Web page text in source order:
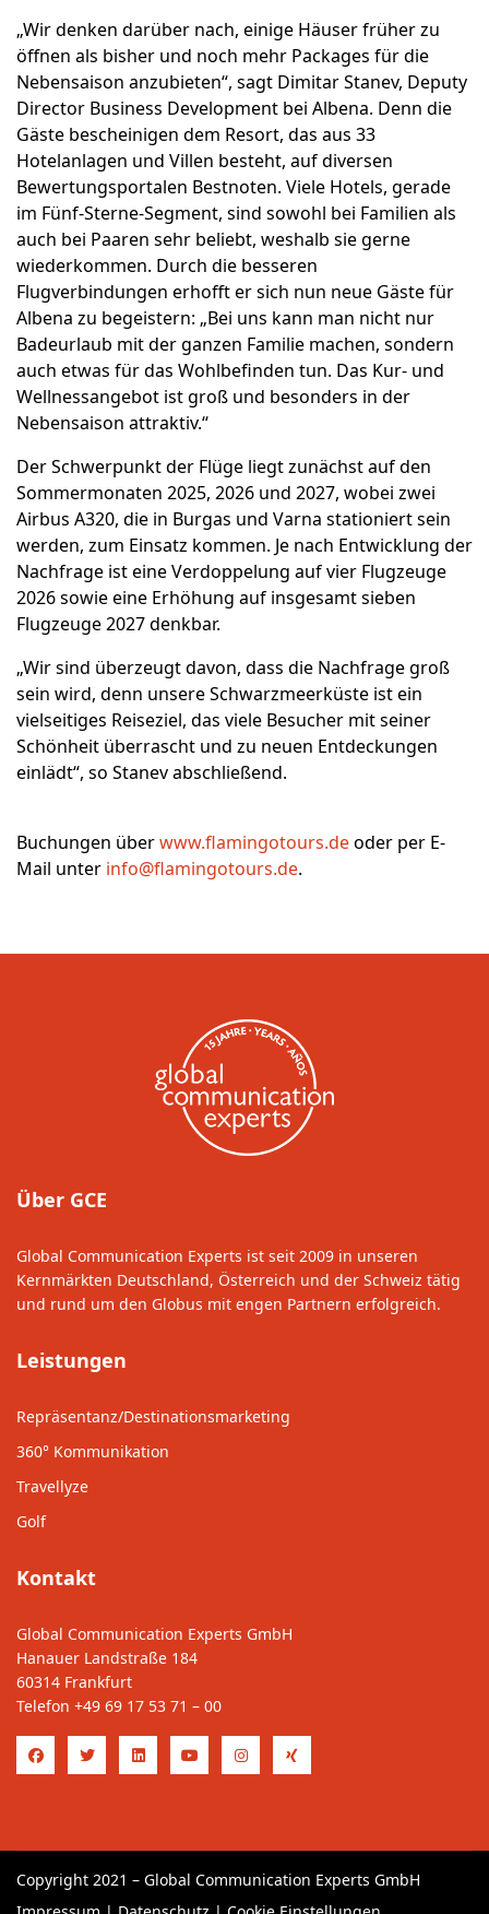
„Wir denken darüber nach, einige Häuser früher zu
öffnen als bisher und noch mehr Packages für die
Nebensaison anzubieten“, sagt Dimitar Stanev, Deputy
Director Business Development bei Albena. Denn die
Gäste bescheinigen dem Resort, das aus 33
Hotelanlagen und Villen besteht, auf diversen
Bewertungsportalen Bestnoten. Viele Hotels, gerade
im Fünf-Sterne-Segment, sind sowohl bei Familien als
auch bei Paaren sehr beliebt, weshalb sie gerne
wiederkommen. Durch die besseren
Flugverbindungen erhofft er sich nun neue Gäste für
Albena zu begeistern: „Bei uns kann man nicht nur
Badeurlaub mit der ganzen Familie machen, sondern
auch etwas für das Wohlbefinden tun. Das Kur- und
Wellnessangebot ist groß und besonders in der
Nebensaison attraktiv.“
Der Schwerpunkt der Flüge liegt zunächst auf den
Sommermonaten 2025, 2026 und 2027, wobei zwei
Airbus A320, die in Burgas und Varna stationiert sein
werden, zum Einsatz kommen. Je nach Entwicklung der
Nachfrage ist eine Verdoppelung auf vier Flugzeuge
2026 sowie eine Erhöhung auf insgesamt sieben
Flugzeuge 2027 denkbar.
„Wir sind überzeugt davon, dass die Nachfrage groß
sein wird, denn unsere Schwarzmeerküste ist ein
vielseitiges Reiseziel, das viele Besucher mit seiner
Schönheit überrascht und zu neuen Entdeckungen
einlädt“, so Stanev abschließend.
Buchungen überwww.flamingotours.deoder per E-
Mail unter info@flamingotours.de.
Über GCE
Global Communication Experts ist seit 2009 in unseren
Kernmärkten Deutschland, Österreich und der Schweiz tätig
und rund um den Globus mit engen Partnern erfolgreich.
Leistungen
Repräsentanz/Destinationsmarketing
360° Kommunikation
Travellyze
Golf
Kontakt
Global Communication Experts GmbH
Hanauer Landstraße 184
60314 Frankfurt
Telefon +49 69 17 53 71 – 00
Copyright 2021 – Global Communication Experts GmbH